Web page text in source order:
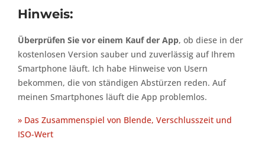
Hinweis:
Überprüfen Sie vor einem Kauf der App, ob diese in der
kostenlosen Version sauber und zuverlässig auf Ihrem
Smartphone läuft. Ich habe Hinweise von Usern
bekommen, die von ständigen Abstürzen reden. Auf
meinen Smartphones läuft die App problemlos.
» Das Zusammenspiel von Blende, Verschlusszeit und
ISO-Wert